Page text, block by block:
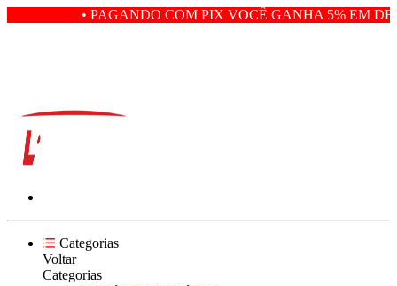
• PAGANDO COM PIX VOCÊ GANHA 5% EM
Categorias
Voltar
Categorias